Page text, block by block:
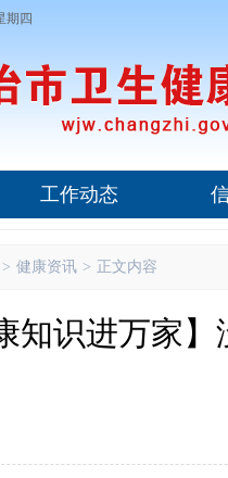
期四
工作动态
> 健康资讯 > 正文内容
知识进万家